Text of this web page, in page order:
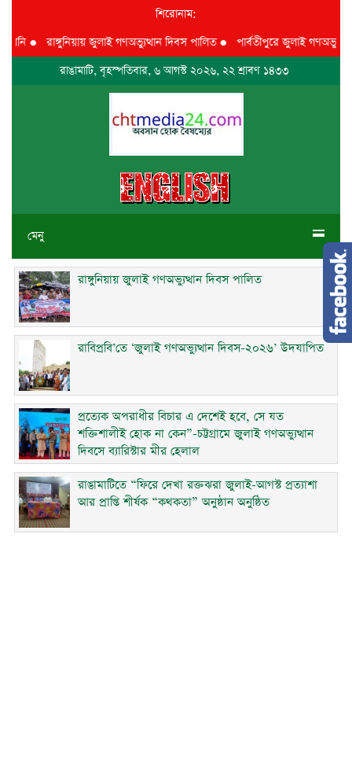
শিরোনাম:
●রাঙ্গুনিয়ায় জুলাই গণঅভ্যুত্থান দিবস পালিত●পার্বতীপুরে জুলাই গণঅভ্যুত্থান
রাঙামাটি, বৃহস্পতিবার, ৬ আগস্ট ২০২৬, ২২ শ্রাবণ ১৪৩৩
মেনু
রাঙ্গুনিয়ায় জুলাই গণঅভ্যুত্থান দিবস পালিত
রাবিপ্রবি’তে ‘জুলাই গণঅভ্যুত্থান দিবস-২০২৬’ উদযাপিত
প্রত্যেক অপরাধীর বিচার এ দেশেই হবে, সে যত
শক্তিশালীই হোক না কেন”-চট্টগ্রামে জুলাই গণঅভ্যুত্থান
দিবসে ব্যারিস্টার মীর হেলাল
রাঙামাটিতে “ফিরে দেখা রক্তঝরা জুলাই-আগস্ট প্রত্যাশা
আর প্রাপ্তি শীর্ষক “কথকতা” অনুষ্ঠান অনুষ্ঠিত